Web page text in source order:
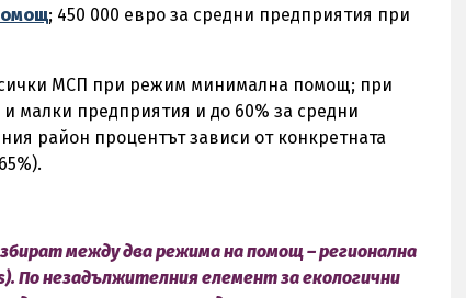
; 450 000 евро за средни предприятия при
МСП при режим минимална помощ; при
малки предприятия и до 60% за средни
район процентът зависи от конкретната
между два режима на помощ – регионална
По незадължителния елемент за екологични